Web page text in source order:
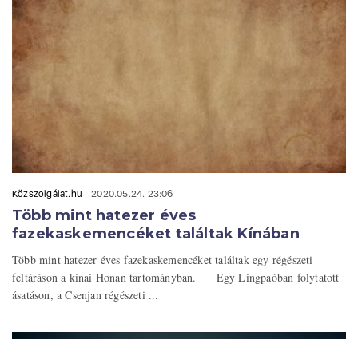
Közszolgálat.hu 2020.05.24. 23:06
Több mint hatezer éves
fazekaskemencéket találtak Kínában
Több mint hatezer éves fazekaskemencéket találtak egy régészeti
feltáráson a kínai Honan tartományban. Egy Lingpaóban folytatott
ásatáson, a Csenjan régészeti ...